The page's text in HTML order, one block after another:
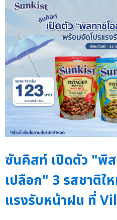
ซันคิสท์ เปิดตัว "พิส
เปลือก" 3 รสชาติใ
แรงรับหน้าฝน ที่